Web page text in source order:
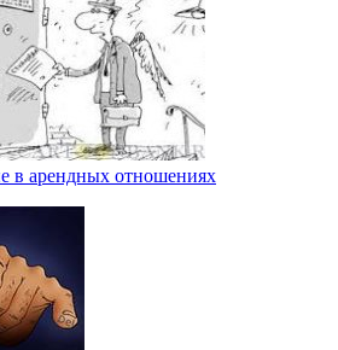
в арендных отношениях